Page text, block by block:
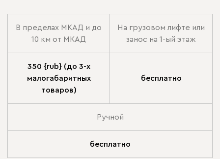
В пределах МКАД и до
10 км от МКАД
На грузовом лифте или
занос на 1-ый этаж
350 {rub} (до 3-х
малогабаритных
товаров)
бесплатно
Ручной
бесплатно